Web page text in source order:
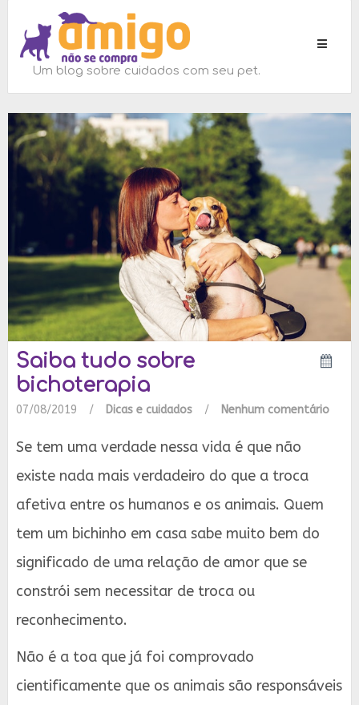
Toggle
Um blog sobre cuidados com seu pet.
Saiba tudo sobre
bichoterapia
07/08/2019 / Dicas e cuidados / Nenhum comentário
Se tem uma verdade nessa vida é que não
existe nada mais verdadeiro do que a troca
afetiva entre os humanos e os animais. Quem
tem um bichinho em casa sabe muito bem do
significado de uma relação de amor que se
constrói sem necessitar de troca ou
reconhecimento.
Não é a toa que já foi comprovado
cientificamente que os animais são responsáveis